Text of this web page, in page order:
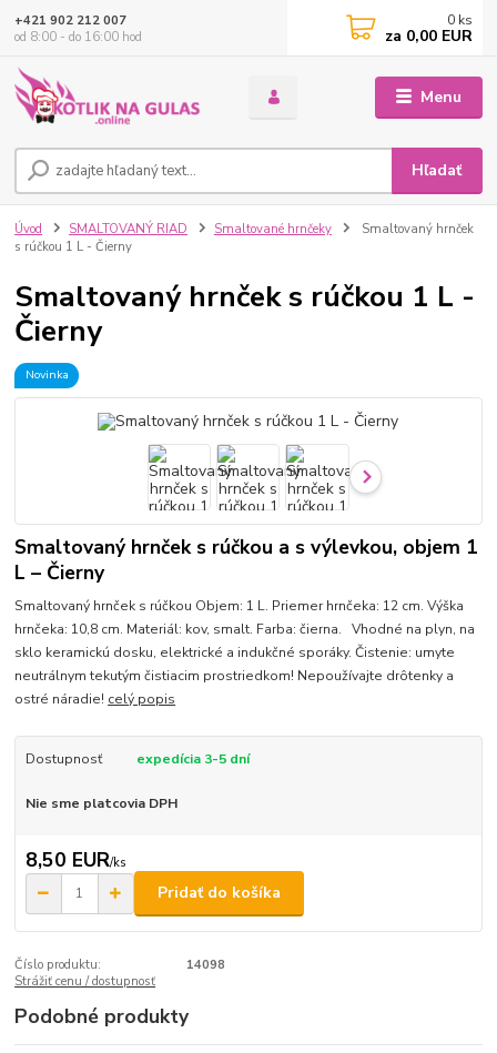
Menu
Hľadať
+421 902 212 007
od 8:00 - do 16:00 hod
0 ks
za 0,00 EUR
Úvod SMALTOVANÝ RIAD Smaltované hrnčeky
Smaltovaný hrnček
s rúčkou 1 L - Čierny
Smaltovaný hrnček s rúčkou 1 L -
Čierny
Novinka
Smaltovaný hrnček s rúčkou a s výlevkou, objem 1
L – Čierny
Smaltovaný hrnček s rúčkou Objem: 1 L. Priemer hrnčeka: 12 cm. Výška
hrnčeka: 10,8 cm. Materiál: kov, smalt. Farba: čierna. Vhodné na plyn, na
sklo keramickú dosku, elektrické a indukčné sporáky. Čistenie: umyte
neutrálnym tekutým čistiacim prostriedkom! Nepoužívajte drôtenky a
ostré náradie! celý popis
Dostupnosť expedícia 3-5 dní
Nie sme platcovia DPH
8,50 EUR/ks
Pridať do košíka
Číslo produktu:
14098
Strážiť cenu / dostupnosť
Podobné produkty